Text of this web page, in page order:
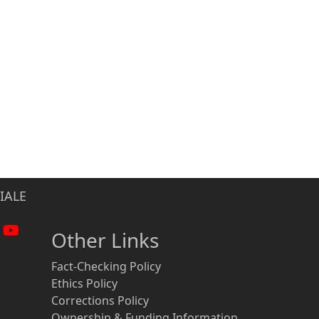
Other Links
Fact-Checking Policy
Ethics Policy
Corrections Policy